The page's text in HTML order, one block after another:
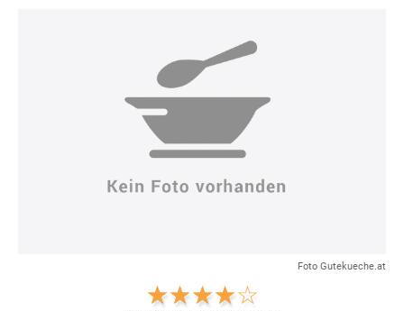
Foto Gutekueche.at